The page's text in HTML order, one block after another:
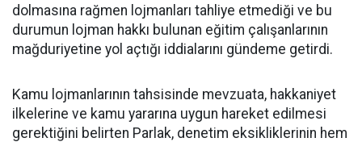
dolmasına rağmen lojmanları tahliye etmediği ve bu
durumun lojman hakkı bulunan eğitim çalışanlarının
mağduriyetine yol açtığı iddialarını gündeme getirdi.
Kamu lojmanlarının tahsisinde mevzuata, hakkaniyet
ilkelerine ve kamu yararına uygun hareket edilmesi
gerektiğini belirten Parlak, denetim eksikliklerinin hem